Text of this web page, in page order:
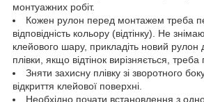
монтуажних робіт.
Кожен рулон перед монтажем треба
відповідність кольору (відтінку). Не
клейового шару, прикладіть новий рулон
плівки, якщо відтінок вирізняється,
Зняти захисну плівку зі зворотного
відкриття клейової поверхні.
Необхідно почати встановлення з